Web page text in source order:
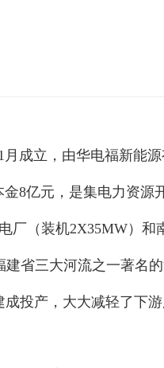
立，由华电福新能
8亿元，是集电力资
（装机2X35MW）和
省三大河流之一著名
投产，大大减轻了下